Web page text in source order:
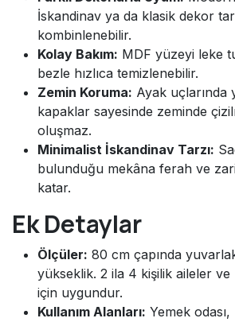
İskandinav ya da klasik dekor
kombinlenebilir.
Kolay Bakım: MDF yüzeyi leke
bezle hızlıca temizlenebilir.
Zemin Koruma: Ayak
kapaklar sayesinde zeminde
oluşmaz.
Minimalist İskandinav Tarzı:
bulunduğu mekâna ferah ve
katar.
Ek Detaylar
Ölçüler: 80 cm çapında
yükseklik. 2 ila 4 kişilik aileler
için uygundur.
Kullanım Alanları: Yemek